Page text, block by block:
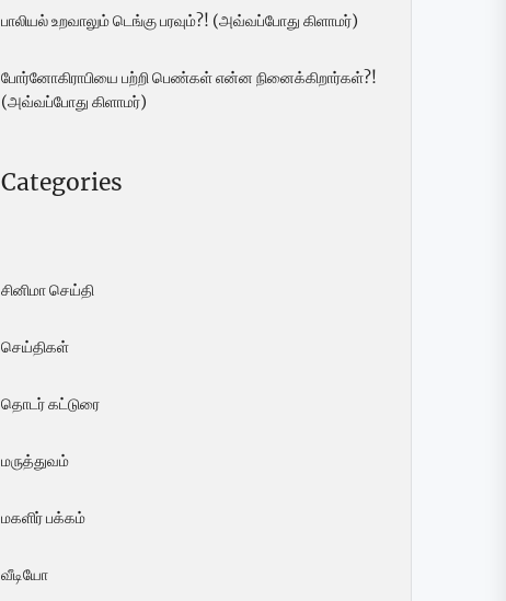
பாலியல் உறவாலும் டெங்கு பரவும்?! (அவ்வப்போது கிளாமர்)
போர்னோகிராபியை பற்றி பெண்கள் என்ன நினைக்கிறார்கள்?!
(அவ்வப்போது கிளாமர்)
Categories
சினிமா செய்தி
செய்திகள்
தொடர் கட்டுரை
மருத்துவம்
மகளிர் பக்கம்
வீடியோ